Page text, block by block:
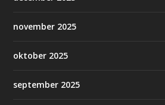
november 2025
oktober 2025
september 2025